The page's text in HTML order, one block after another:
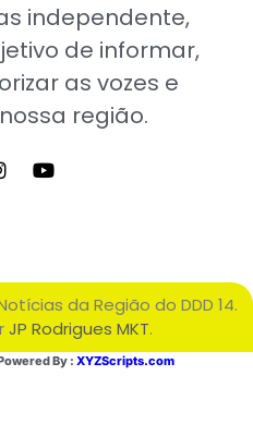
independente,
de informar,
as vozes e
região.
da Região do DDD 14.
JP Rodrigues MKT.
By : XYZScripts.com